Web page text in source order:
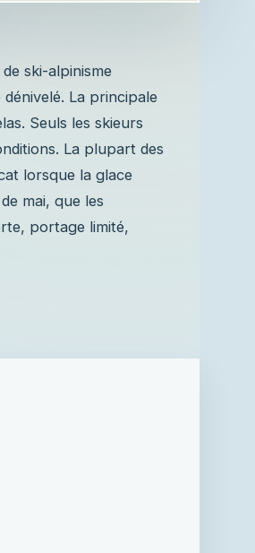
ski-alpinisme
La principale
Seuls les skieurs
La plupart des
lorsque la glace
mai, que les
portage limité,